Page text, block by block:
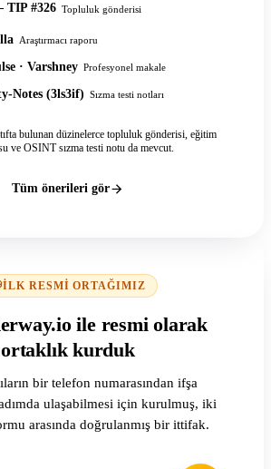
TIP #326 Topluluk gönderisi
Araştırmacı raporu
· Varshney Profesyonel makale
Notes (3ls3if) Sızma testi notları
bulunan düzinelerce topluluk gönderisi, eğitim
ve OSINT sızma testi notu da mevcut.
Tüm önerileri gör
İLK RESMI ORTAĞIMIZ
ile resmi olarak
ortaklık kurduk
bir telefon numarasından ifşa
ulaşabilmesi için kurulmuş, iki
arasında doğrulanmış bir ittifak.